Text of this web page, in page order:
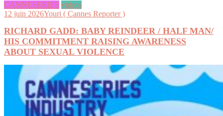
CANNESERIES videos
12 juin 2026Youri ( Cannes Reporter )
RICHARD GADD: BABY REINDEER / HALF MAN/
HIS COMMITMENT RAISING AWARENESS
ABOUT SEXUAL VIOLENCE